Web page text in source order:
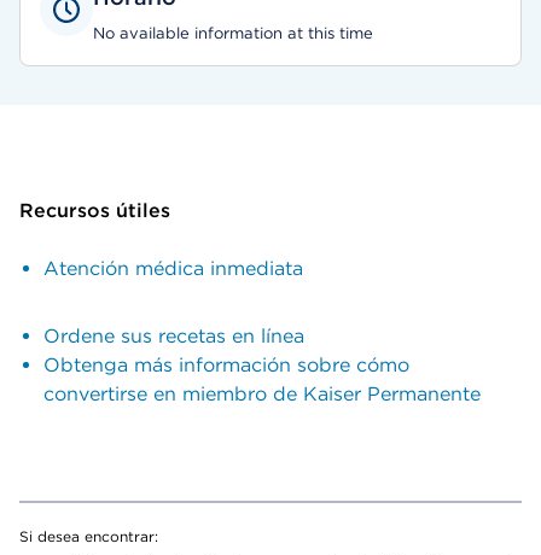
No available information at this time
Recursos útiles
Atención médica inmediata
Ordene sus recetas en línea
Obtenga más información sobre cómo
convertirse en miembro de Kaiser Permanente
Si desea encontrar: